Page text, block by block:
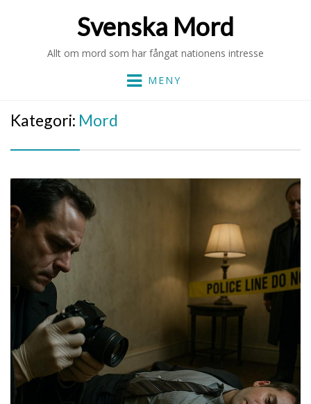
Svenska Mord
Allt om mord som har fångat nationens intresse
MENY
Kategori: Mord